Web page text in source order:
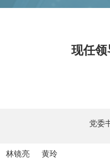
现任领
党
镜亮 黄玲